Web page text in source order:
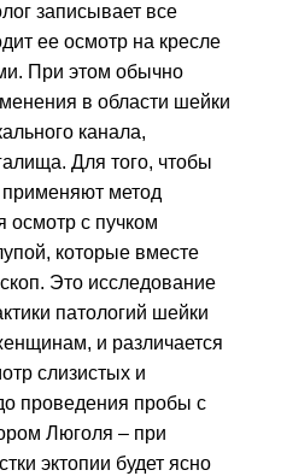
записывает все
ее осмотр на кресле
При этом обычно
в области шейки
канала,
Для того, чтобы
применяют метод
осмотр с пучком
которые вместе
Это исследование
патологий шейки
и различается
слизистых и
проведения пробы с
Люголя – при
эктопии будет ясно